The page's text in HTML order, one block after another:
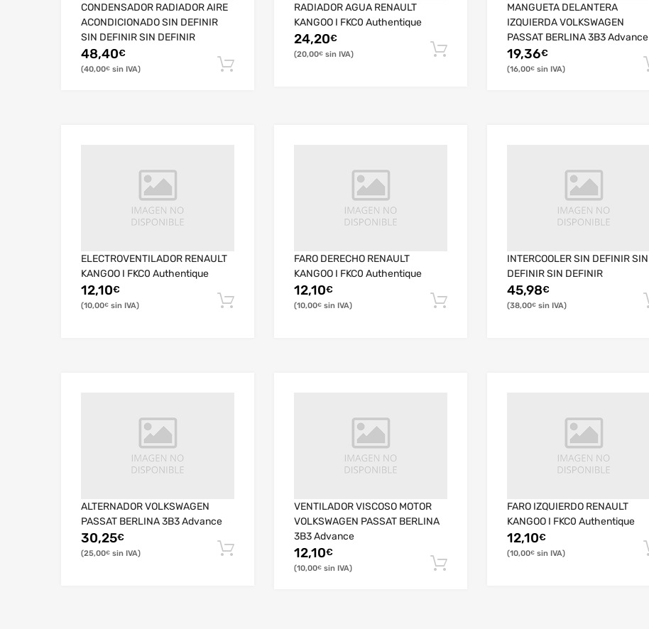
CONDENSADOR RADIADOR AIRE
ACONDICIONADO SIN DEFINIR
SIN DEFINIR SIN DEFINIR
48,40€
40,00€
RADIADOR AGUA RENAULT
KANGOO I FKC0 Authentique
24,20€
20,00€
MANGUETA DELANTERA
IZQUIERDA VOLKSWAGEN
PASSAT BERLINA 3B3 Advance
19,36€
16,00€
ELECTROVENTILADOR RENAULT
KANGOO I FKC0 Authentique
12,10€
10,00€
FARO DERECHO RENAULT
KANGOO I FKC0 Authentique
12,10€
10,00€
INTERCOOLER SIN DEFINIR SIN
DEFINIR SIN DEFINIR
45,98€
38,00€
ALTERNADOR VOLKSWAGEN
PASSAT BERLINA 3B3 Advance
30,25€
25,00€
VENTILADOR VISCOSO MOTOR
VOLKSWAGEN PASSAT BERLINA
3B3 Advance
12,10€
10,00€
FARO IZQUIERDO RENAULT
KANGOO I FKC0 Authentique
12,10€
10,00€